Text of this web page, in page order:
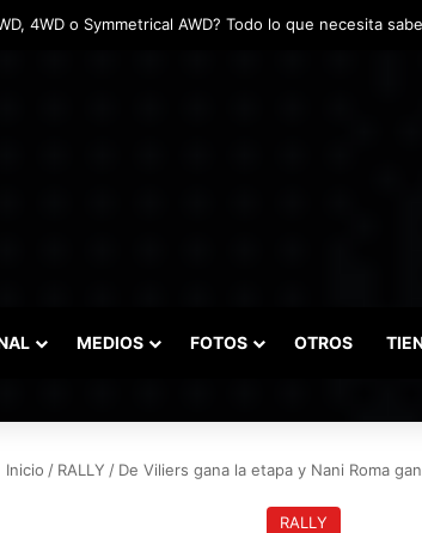
marcaron el inicio del Campeonato de
MEDIOS FOTOS OTROS
Inicio / RALLY / De Viliers gana la etapa y Nani Roma
RALLY